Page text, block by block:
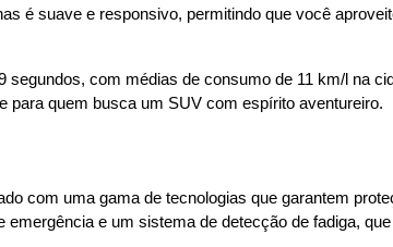
é suave e responsivo, permitindo que você
com médias de consumo de 11 km/l na
para quem busca um SUV com espírito aventureiro.
com uma gama de tecnologias que garantem
e um sistema de detecção de fadiga,